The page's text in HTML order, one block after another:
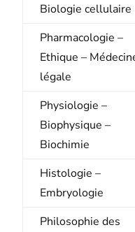
Biologie cellulaire
Pharmacologie –
Ethique –
légale
Physiologie –
Biophysique –
Biochimie
Histologie –
Embryologie
Philosophie des